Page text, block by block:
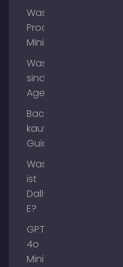
Was ist
Process
Mining?
Was
sind AI
Agents?
Backlinks
kaufen
Guide
Was
ist
Dall-
E?
GPT-
4o
Mini